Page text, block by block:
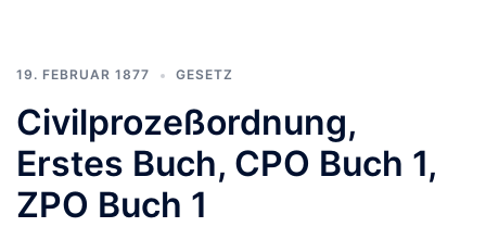
19. FEBRUAR 1877 GESETZ
Civilprozeßordnung,
Erstes Buch, CPO Buch 1,
ZPO Buch 1